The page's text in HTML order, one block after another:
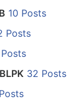
10 Posts
Posts
32 Posts